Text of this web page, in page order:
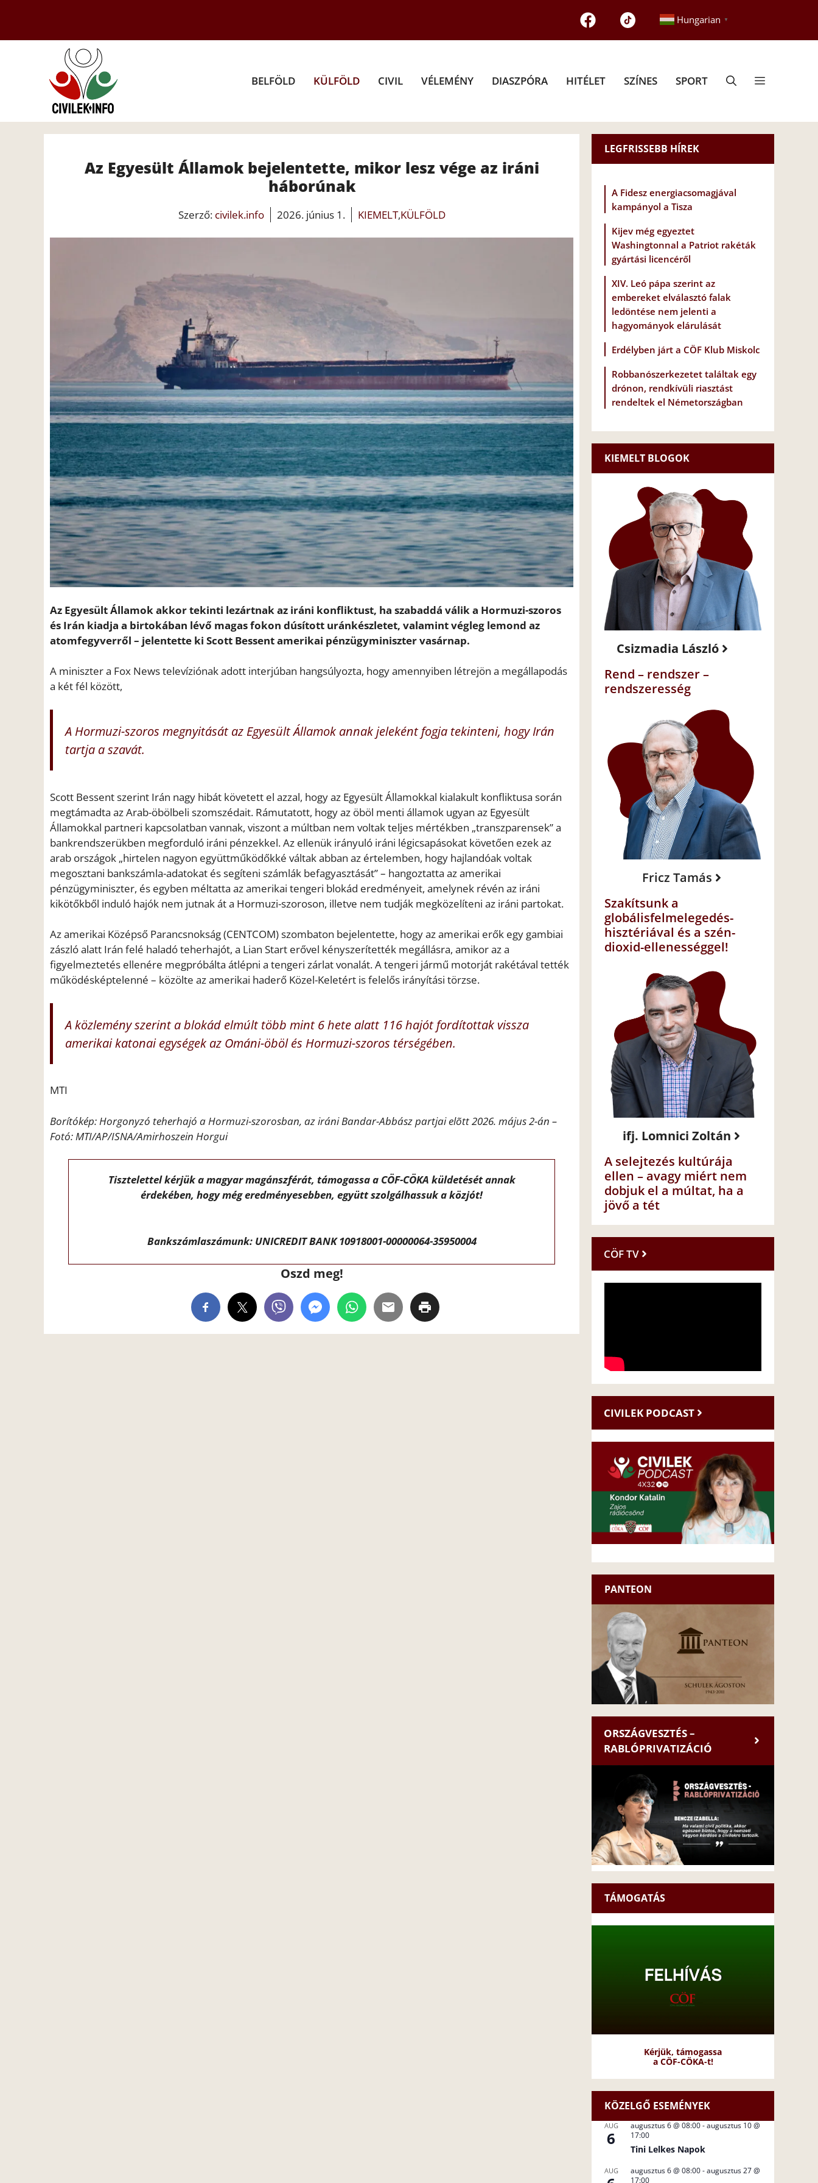
tartalomba
Hungarian ▼
BELFÖLD KÜLFÖLD CIVIL VÉLEMÉNY DIASZPÓRA HITÉLET SZÍNES SPORT
Az Egyesült Államok bejelentette, mikor lesz vége az iráni
háborúnak
Szerző: civilek.info 2026. június 1. KIEMELT,KÜLFÖLD
Az Egyesült Államok akkor tekinti lezártnak az iráni konfliktust, ha szabaddá válik a Hormuzi-szoros
és Irán kiadja a birtokában lévő magas fokon dúsított uránkészletet, valamint végleg lemond az
atomfegyverről – jelentette ki Scott Bessent amerikai pénzügyminiszter vasárnap.
A miniszter a Fox News televíziónak adott interjúban hangsúlyozta, hogy amennyiben létrejön a megállapodás
a két fél között,
A Hormuzi-szoros megnyitását az Egyesült Államok annak jeleként fogja tekinteni, hogy Irán
tartja a szavát.
Scott Bessent szerint Irán nagy hibát követett el azzal, hogy az Egyesült Államokkal kialakult konfliktusa során
megtámadta az Arab-öbölbeli szomszédait. Rámutatott, hogy az öböl menti államok ugyan az Egyesült
Államokkal partneri kapcsolatban vannak, viszont a múltban nem voltak teljes mértékben „transzparensek” a
bankrendszerükben megforduló iráni pénzekkel. Az ellenük irányuló iráni légicsapásokat követően ezek az
arab országok „hirtelen nagyon együttműködőkké váltak abban az értelemben, hogy hajlandóak voltak
megosztani bankszámla-adatokat és segíteni számlák befagyasztását” – hangoztatta az amerikai
pénzügyminiszter, és egyben méltatta az amerikai tengeri blokád eredményeit, amelynek révén az iráni
kikötőkből induló hajók nem jutnak át a Hormuzi-szoroson, illetve nem tudják megközelíteni az iráni partokat.
Az amerikai Középső Parancsnokság (CENTCOM) szombaton bejelentette, hogy az amerikai erők egy gambiai
zászló alatt Irán felé haladó teherhajót, a Lian Start erővel kényszerítették megállásra, amikor az a
figyelmeztetés ellenére megpróbálta átlépni a tengeri zárlat vonalát. A tengeri jármű motorját rakétával tették
működésképtelenné – közölte az amerikai haderő Közel-Keletért is felelős irányítási törzse.
A közlemény szerint a blokád elmúlt több mint 6 hete alatt 116 hajót fordítottak vissza
amerikai katonai egységek az Ománi-öböl és Hormuzi-szoros térségében.
MTI
Borítókép: Horgonyzó teherhajó a Hormuzi-szorosban, az iráni Bandar-Abbász partjai elõtt 2026. május 2-án –
Fotó:MTI/AP/ISNA/Amirhoszein Horgui
Tisztelettel kérjük a magyar magánszférát, támogassa a CÖF-CÖKA küldetését annak
érdekében, hogy még eredményesebben, együtt szolgálhassuk a közjót!
Bankszámlaszámunk: UNICREDIT BANK 10918001-00000064-35950004
Oszd meg!
LEGFRISSEBB HÍREK
A Fidesz energiacsomagjával
kampányol a Tisza
Kijev még egyeztet
Washingtonnal a Patriot rakéták
gyártási licencéről
XIV. Leó pápa szerint az
embereket elválasztó falak
ledöntése nem jelenti a
hagyományok elárulását
Erdélyben járt a CÖF Klub Miskolc
Robbanószerkezetet találtak egy
drónon, rendkívüli riasztást
rendeltek el Németországban
KIEMELT BLOGOK
Csizmadia László
Rend – rendszer –
rendszeresség
Fricz Tamás
Szakítsunk a
globálisfelmelegedés-
hisztériával és a szén-
dioxid-ellenességgel!
ifj. Lomnici Zoltán
A selejtezés kultúrája
ellen – avagy miért nem
dobjuk el a múltat, ha a
jövő a tét
CÖF TV
CIVILEK PODCAST
PANTEON
ORSZÁGVESZTÉS –
RABLÓPRIVATIZÁCIÓ
TÁMOGATÁS
Kérjük, támogassa
a CÖF-CÖKA-t!
KÖZELGŐ ESEMÉNYEK
AUG
6
augusztus 6 @ 08:00-augusztus 10 @
17:00
Tini Lelkes Napok
AUG augusztus 6 @ 08:00-augusztus 27 @
17:00